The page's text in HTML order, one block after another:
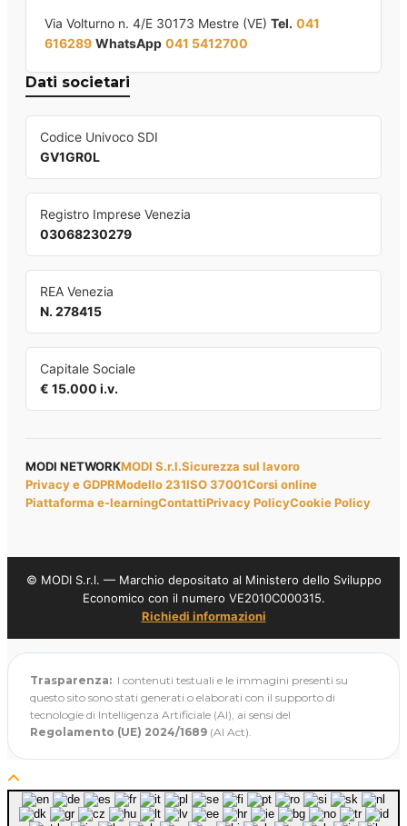
Via Volturno n. 4/E 30173 Mestre (VE) Tel. 041
616289 WhatsApp 041 5412700
Dati societari
Codice Univoco SDI
GV1GR0L
Registro Imprese Venezia
03068230279
REA Venezia
N. 278415
Capitale Sociale
€ 15.000 i.v.
MODI NETWORKMODI S.r.l.Sicurezza sul lavoro
Privacy e GDPRModello 231ISO 37001Corsi online
Piattaforma e-learningContattiPrivacy PolicyCookie Policy
© MODI S.r.l. — Marchio depositato al Ministero dello Sviluppo
Economico con il numero VE2010C000315.
Richiedi informazioni
Trasparenza: I contenuti testuali e le immagini presenti su
questo sito sono stati generati o elaborati con il supporto di
tecnologie di Intelligenza Artificiale (AI), ai sensi del
Regolamento (UE) 2024/1689 (AI Act).